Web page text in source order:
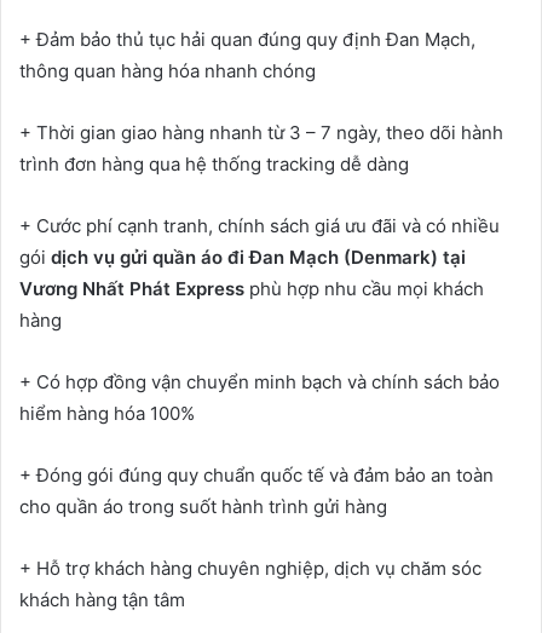
+ Đảm bảo thủ tục hải quan đúng quy định Đan Mạch,
thông quan hàng hóa nhanh chóng
+ Thời gian giao hàng nhanh từ 3 – 7 ngày, theo dõi hành
trình đơn hàng qua hệ thống tracking dễ dàng
+ Cước phí cạnh tranh, chính sách giá ưu đãi và có nhiều
gói dịch vụ gửi quần áo đi Đan Mạch (Denmark) tại
Vương Nhất Phát Express phù hợp nhu cầu mọi khách
hàng
+ Có hợp đồng vận chuyển minh bạch và chính sách bảo
hiểm hàng hóa 100%
+ Đóng gói đúng quy chuẩn quốc tế và đảm bảo an toàn
cho quần áo trong suốt hành trình gửi hàng
+ Hỗ trợ khách hàng chuyên nghiệp, dịch vụ chăm sóc
khách hàng tận tâm